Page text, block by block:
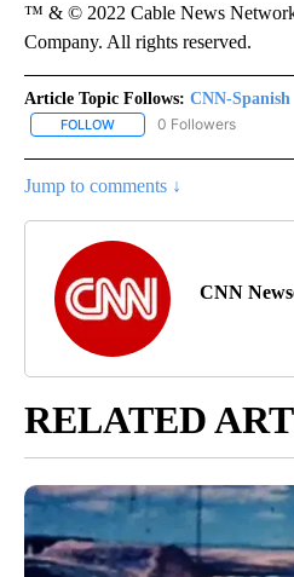
™ & © 2022 Cable News
Company. All rights reserved.
Article Topic Follows: CNN-Spanish
FOLLOW FOLLOW "CNN-SPANISH"
0 Followers
Jump to comments ↓
CNN
RELATED